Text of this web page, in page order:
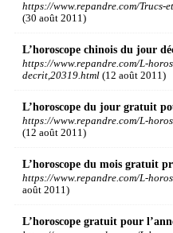
https://www.repandre.com/Trucs-
(30 août 2011)
L’horoscope chinois du jour
https://www.repandre.com/L-
decrit,20319.html (12 août 2011)
L’horoscope du jour gratuit
https://www.repandre.com/L-
(12 août 2011)
L’horoscope du mois gratuit
https://www.repandre.com/L-
août 2011)
L’horoscope gratuit pour